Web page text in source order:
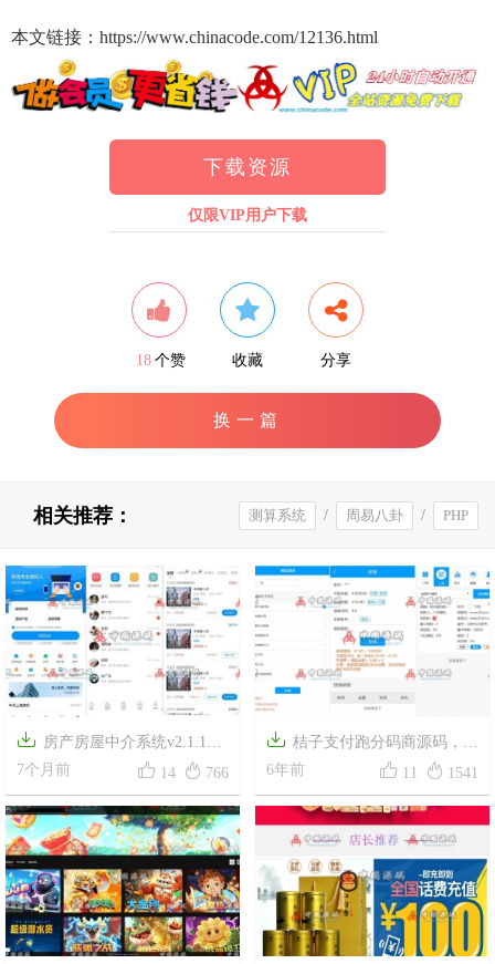
本文链接：https://www.chinacode.com/12136.html
下载资源
仅限VIP用户下载
18 个赞 收藏 分享
换一篇
相关推荐： PHP
/
周易八卦
/
测算系统
 房产房屋中介系统v2.1.1源
码
7个月前  14  766
 桔子支付跑分码商源码，超
美UI+搭建文字教程
6年前  11  1541